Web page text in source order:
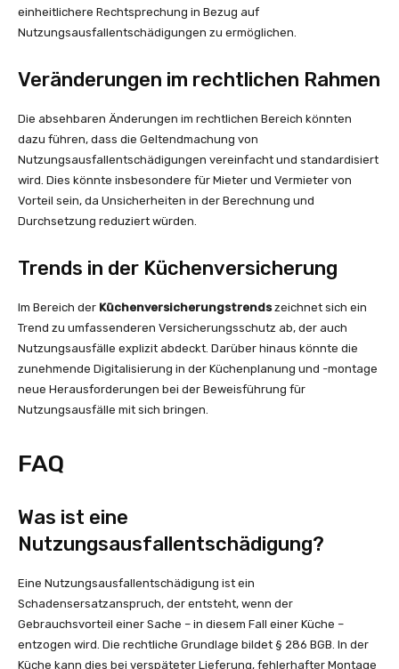
einheitlichere Rechtsprechung in Bezug auf
Nutzungsausfallentschädigungen zu ermöglichen.
Veränderungen im rechtlichen Rahmen
Die absehbaren Änderungen im rechtlichen Bereich könnten
dazu führen, dass die Geltendmachung von
Nutzungsausfallentschädigungen vereinfacht und standardisiert
wird. Dies könnte insbesondere für Mieter und Vermieter von
Vorteil sein, da Unsicherheiten in der Berechnung und
Durchsetzung reduziert würden.
Trends in der Küchenversicherung
Im Bereich der Küchenversicherungstrendszeichnet sich ein
Trend zu umfassenderen Versicherungsschutz ab, der auch
Nutzungsausfälle explizit abdeckt. Darüber hinaus könnte die
zunehmende Digitalisierung in der Küchenplanung und -montage
neue Herausforderungen bei der Beweisführung für
Nutzungsausfälle mit sich bringen.
FAQ
Was ist eine
Nutzungsausfallentschädigung?
Eine Nutzungsausfallentschädigung ist ein
Schadensersatzanspruch, der entsteht, wenn der
Gebrauchsvorteil einer Sache – in diesem Fall einer Küche –
entzogen wird. Die rechtliche Grundlage bildet § 286 BGB. In der
Küche kann dies bei verspäteter Lieferung, fehlerhafter Montage